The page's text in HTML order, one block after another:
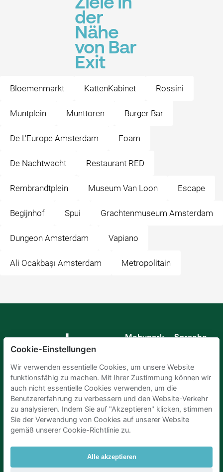
Ziele in
der
Nähe
von Bar
Exit
Bloemenmarkt KattenKabinet Rossini
Muntplein Munttoren Burger Bar
De L'Europe Amsterdam Foam
De Nachtwacht Restaurant RED
Rembrandtplein Museum Van Loon Escape
Begijnhof Spui Grachtenmuseum Amsterdam
Dungeon Amsterdam Vapiano
Ali Ocakbaşı Amsterdam Metropolitain
Mobypark
Sprache
Spanisch
Französisch
Italienisch
Niederländisch
Cookie-Einstellungen
Wir verwenden essentielle Cookies, um unsere Website
funktionsfähig zu machen. Mit Ihrer Zustimmung können wir
auch nicht essentielle Cookies verwenden, um die
Benutzererfahrung zu verbessern und den Website-Verkehr
zu analysieren. Indem Sie auf "Akzeptieren" klicken, stimmen
Sie der Verwendung von Cookies auf unserer Website
gemäß unserer Cookie-Richtlinie zu.
Alle akzeptieren